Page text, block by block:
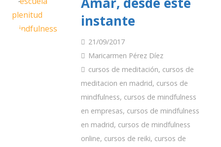
instante
21/09/2017
Maricarmen Pérez Díez
cursos de meditación, cursos de
meditacion en madrid, cursos de
mindfulness, cursos de mindfulness
en empresas, cursos de mindfulness
en madrid, cursos de mindfulness
online, cursos de reiki, cursos de